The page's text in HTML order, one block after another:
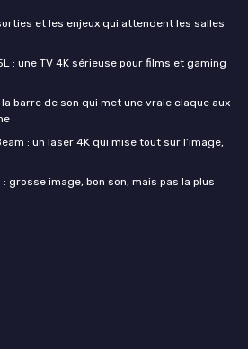
et les enjeux qui attendent les salles
: une TV 4K sérieuse pour films et gaming
barre de son qui met une vraie claque aux
: un laser 4K qui mise tout sur l’image,
: grosse image, bon son, mais pas la plus